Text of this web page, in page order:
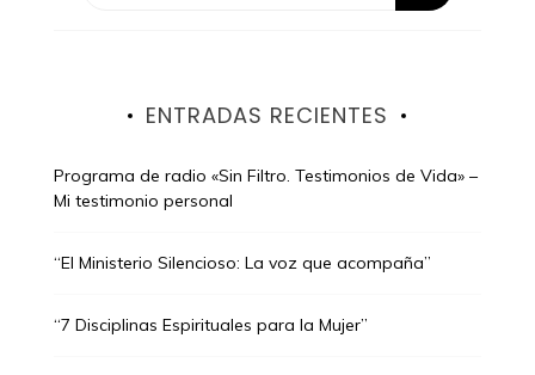
ENTRADAS RECIENTES
Programa de radio «Sin Filtro. Testimonios de Vida» –
Mi testimonio personal
“El Ministerio Silencioso: La voz que acompaña”
“7 Disciplinas Espirituales para la Mujer”